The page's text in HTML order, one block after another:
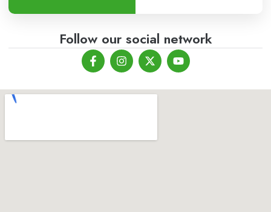
Follow our social network